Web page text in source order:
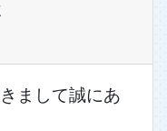
まして誠にあ